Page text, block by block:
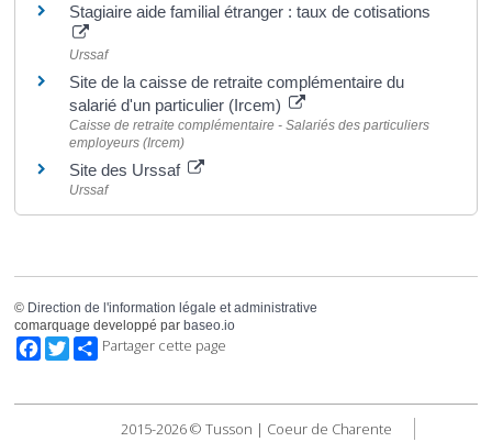
Stagiaire aide familial étranger : taux de cotisations
Urssaf
Site de la caisse de retraite complémentaire du
salarié d'un particulier (Ircem)
Caisse de retraite complémentaire - Salariés des particuliers
employeurs (Ircem)
Site des Urssaf
Urssaf
© Direction de l'information légale et administrative
comarquage developpé par baseo.io
Facebook
TwitterPartager cette page
2015-2026 © Tusson | Coeur de Charente